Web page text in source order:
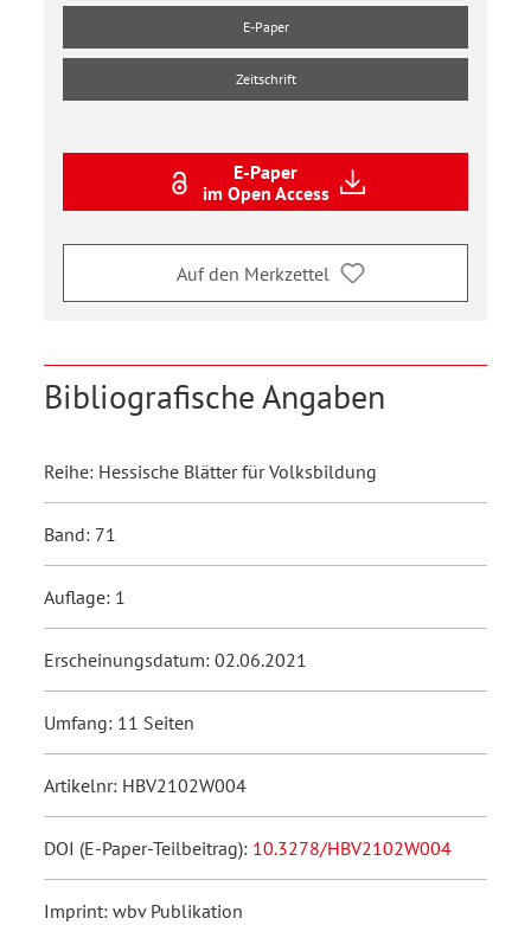
E-Paper
Zeitschrift
E-Paper
im Open Access
Auf den Merkzettel
Bibliografische Angaben
Reihe: Hessische Blätter für Volksbildung
Band: 71
Auflage: 1
Erscheinungsdatum: 02.06.2021
Umfang: 11 Seiten
Artikelnr: HBV2102W004
DOI (E-Paper-Teilbeitrag): 10.3278/HBV2102W004
Imprint: wbv Publikation